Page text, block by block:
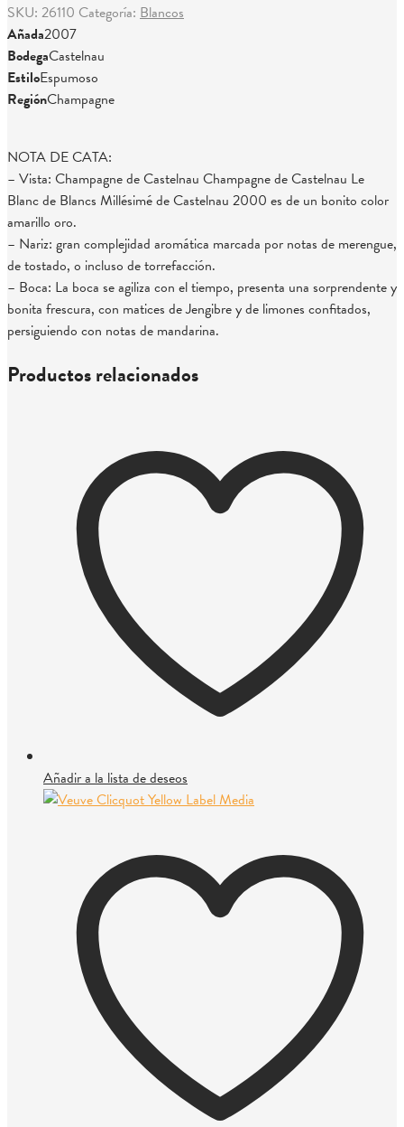
SKU: 26110 Categoría: Blancos
Añada2007
BodegaCastelnau
EstiloEspumoso
RegiónChampagne
NOTA DE CATA:
– Vista: Champagne de Castelnau Champagne de Castelnau Le
Blanc de Blancs Millésimé de Castelnau 2000 es de un bonito color
amarillo oro.
– Nariz: gran complejidad aromática marcada por notas de merengue,
de tostado, o incluso de torrefacción.
– Boca: La boca se agiliza con el tiempo, presenta una sorprendente y
bonita frescura, con matices de Jengibre y de limones confitados,
persiguiendo con notas de mandarina.
Productos relacionados
Añadir a la lista de deseos